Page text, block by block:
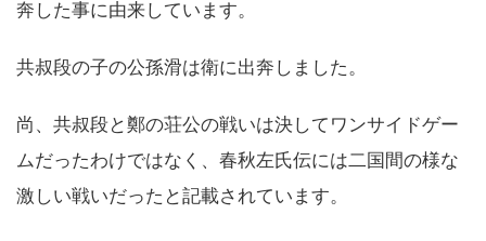
奔した事に由来しています。
共叔段の子の公孫滑は衛に出奔しました。
尚、共叔段と鄭の荘公の戦いは決してワンサイドゲー
ムだったわけではなく、春秋左氏伝には二国間の様な
激しい戦いだったと記載されています。